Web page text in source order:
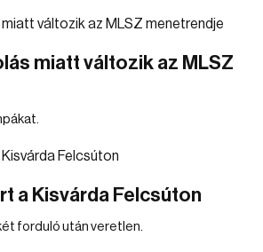
miatt változik az MLSZ
a Kisvárda Felcsúton
forduló után veretlen.